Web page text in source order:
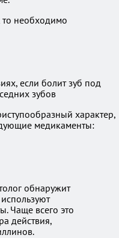
необходимо
характер,
медикаменты:
обнаружит
Чаще всего это
действия,